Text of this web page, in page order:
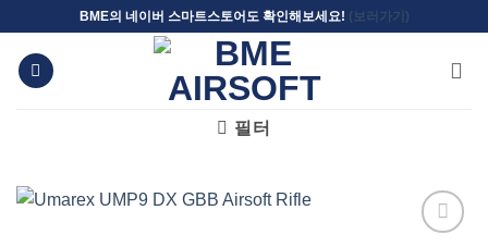
content
BME의 네이버 스마트스토어도 확인해보세요! (보러가기)
필터